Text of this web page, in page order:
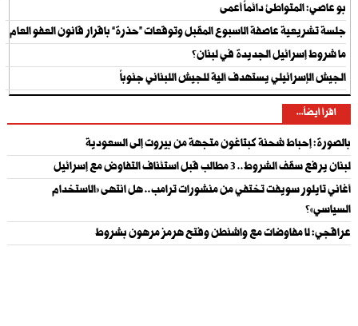
بو عاصي: المتواطئ دائماً أعمى
جلسة تشريعية عاصفة الاسبوع المقبل وتوقعات “حذرة” باقرار قانون العفو العام
ما شروط إسرائيل الجديدة في لبنان؟
الجيش الإسرائيلي يستهدف آلية للجيش اللبناني جنوباً
اقرأ أيضاً...
بالصورة: إحباط شحنة كبتاغون متجهة من بيروت إلى السعودية
لبنان يرفع سقف الشروط.. 3 مطالب قبل استئناف التفاوض مع إسرائيل
أغاني تايلور سويفت تختفي من منشورات ترامب.. هل انتهى «الاستخدام
السياسي»؟
عراقجي: لا مفاوضات مع واشنطن وفتح هرمز مرهون بشروط